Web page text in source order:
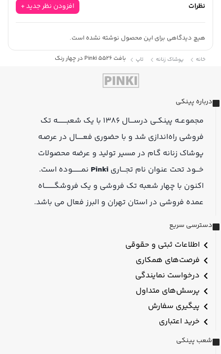
نظرات افزودن نظر جدید +
هیچ دیدگاهی برای این محصول نوشته نشده است.
خانه پوشاک زنانه تاپ بافت Pinki 5526 در چهار رنگ
درباره پینکی
مجموعــه پینکــی درســــال ۱۳۸۶ با یک شعبـــــــــه تک
فروشی راه‌اندازی شد و با حضوری فعــــــال در عرصـه
پوشاک زنانه گـام در مسیر تولید و عرضه محصولات
خـــود تحت عنوان نام تجــــاری Pinki نمـــــــــوده است.
اکنون با چهار شعبه تک فروشی و یک فروشگــــــــــاه
عمده فروشی در استان تهران و البرز فعال می باشد.
دسترسی سریع
اطلاعات ثبتی و حقوقی
فرصت‌های همکاری
درخواست نمایندگی
پرسش‌های متداول
پیگیری سفارش
خرید اعتباری
شعب پینکی